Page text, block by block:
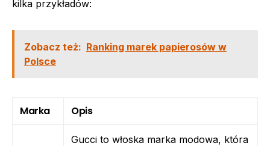
kilka przykładów:
Zobacz też: Ranking marek papierosów w
Polsce
Marka Opis
Gucci to włoska marka modowa, która